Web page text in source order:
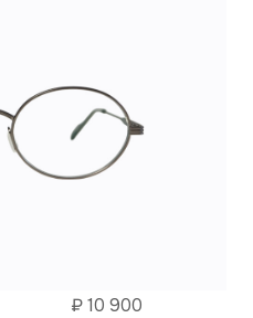
₽10 900